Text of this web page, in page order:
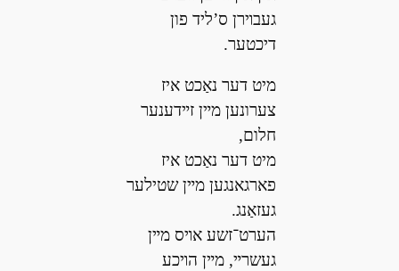
געבױרן ס’ליד פון
דיכטער.
מיט דער נאַכט איז
צערונען מײן זײדענער
חלום,
מיט דער נאַכט איז
פארגאנגען מײן שטילער
געזאַנג.
הערט־זשע אױס מײן
געשרײ, מײן הױכע